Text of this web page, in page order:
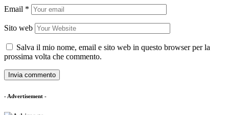
Email *
Sito web
Salva il mio nome, email e sito web in questo browser per la
prossima volta che commento.
- Advertisement -